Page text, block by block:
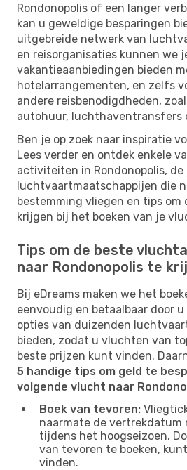
Rondonopolis of een langer
kan u geweldige besparingen
uitgebreide netwerk van
en reisorganisaties kunnen we
vakantieaanbiedingen bieden
hotelarrangementen, en zelfs
andere reisbenodigdheden,
autohuur, luchthaventransfers
Ben je op zoek naar inspiratie
Lees verder en ontdek enkele
activiteiten in Rondonopolis,
luchtvaartmaatschappijen die
bestemming vliegen en tips om
krijgen bij het boeken van je
Tips om de beste
naar Rondonopolis te
Bij eDreams maken we het
eenvoudig en betaalbaar door
opties van duizenden
bieden, zodat u vluchten van
beste prijzen kunt vinden.
5 handige tips om geld te
volgende vlucht naar
Boek van tevoren:
naarmate de vertrekdatum
tijdens het hoogseizoen.
van tevoren te boeken,
vinden.